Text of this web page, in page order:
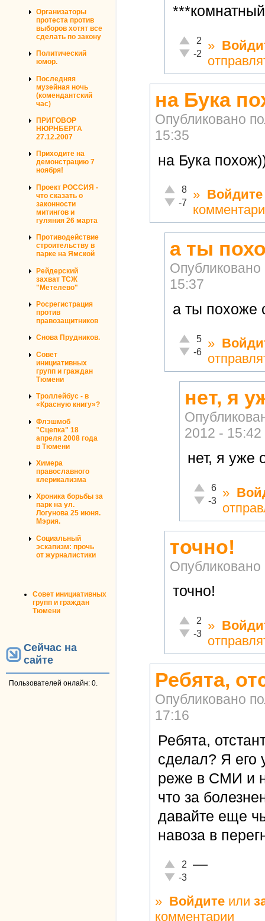
Организаторы
протеста против
выборов хотят все
сделать по закону
Политический
юмор.
Последняя
музейная ночь
(комендантский
час)
ПРИГОВОР
НЮРНБЕРГА
27.12.2007
Приходите на
демонстрацию 7
ноября!
Проект РОССИЯ -
что сказать о
законности
митингов и
гуляния 26 марта
Противодействие
строительству в
парке на Ямской
Рейдерский
захват ТСЖ
"Метелево"
Росрегистрация
против
правозащитников
Снова Прудников.
Совет
инициативных
групп и граждан
Тюмени
Троллейбус - в
«Красную книгу»?
Флэшмоб
"Сцепка" 18
апреля 2008 года
в Тюмени
Химера
православного
клерикализма
Хроника борьбы за
парк на ул.
Логунова 25 июня.
Мэрия.
Социальный
эскапизм: прочь
от журналистики
Совет инициативных
групп и граждан
Тюмени
Сейчас на
сайте
Пользователей онлайн: 0.
***комнатный
Отлично!
2
Неадекватно!
-2
»
на Бука
Опубликовано
15:35
на Бука
Отлично!
8
Неадекватно!
-7
» Войдите
а ты
15:37
а ты похоже
Отлично!
5
Неадекватно!
-6
»
нет, я
2012 - 15:42
нет, я уже
Отлично!
6
Неадекватно!
-3
»
точно!
точно!
Отлично!
2
Неадекватно!
-3
»
Ребята,
Опубликовано
17:16
Ребята,
сделал? Я его
реже в СМИ и
что за
давайте еще
навоза в
Отлично!
2
Неадекватно!
-3
—
» Войдите или
комментарии